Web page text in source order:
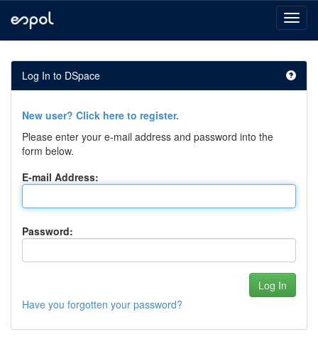
navigation
Log In to DSpace
New user? Click here to register.
Please enter your e-mail address and password into the
form below.
E-mail Address:
Password:
Have you forgotten your password?